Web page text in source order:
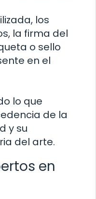
los
la firma del
o sello
en el
lo que
de la
y su
del arte.
en